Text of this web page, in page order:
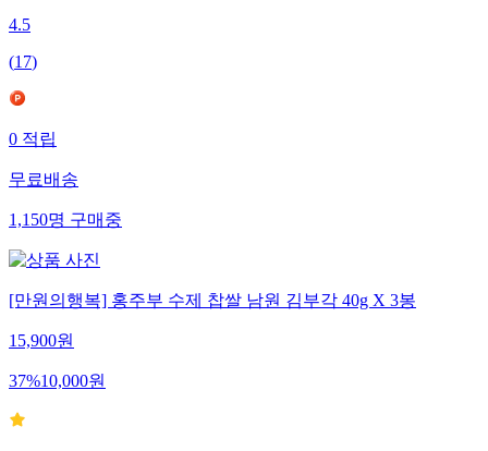
4.5
(17)
0적립
무료배송
1,150명구매중
[만원의행복] 홍주부 수제 찹쌀 남원 김부각 40g X 3봉
15,900원
37%10,000원